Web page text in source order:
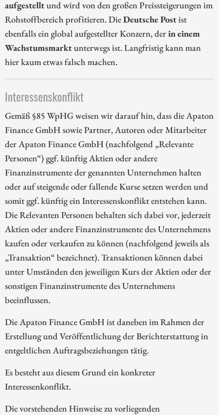
aufgestelltund wird von den großen Preissteigerungen im
Rohstoffbereich profitieren. DieDeutsche Postist
ebenfalls ein global aufgestellter Konzern, derin einem
Wachstumsmarktunterwegs ist. Langfristig kann man
hier kaum etwas falsch machen.
Interessenskonflikt
Gemäß §85 WpHG weisen wir darauf hin, dass die Apaton
Finance GmbH sowie Partner, Autoren oder Mitarbeiter
der Apaton Finance GmbH (nachfolgend „Relevante
Personen“) ggf. künftig Aktien oder andere
Finanzinstrumente der genannten Unternehmen halten
oder auf steigende oder fallende Kurse setzen werden und
somit ggf. künftig ein Interessenskonflikt entstehen kann.
Die Relevanten Personen behalten sich dabei vor, jederzeit
Aktien oder andere Finanzinstrumente des Unternehmens
kaufen oder verkaufen zu können (nachfolgend jeweils als
„Transaktion“ bezeichnet). Transaktionen können dabei
unter Umständen den jeweiligen Kurs der Aktien oder der
sonstigen Finanzinstrumente des Unternehmens
beeinflussen.
Die Apaton Finance GmbH ist daneben im Rahmen der
Erstellung und Veröffentlichung der Berichterstattung in
entgeltlichen Auftragsbeziehungen tätig.
Es besteht aus diesem Grund ein konkreter
Interessenkonflikt.
Die vorstehenden Hinweise zu vorliegenden